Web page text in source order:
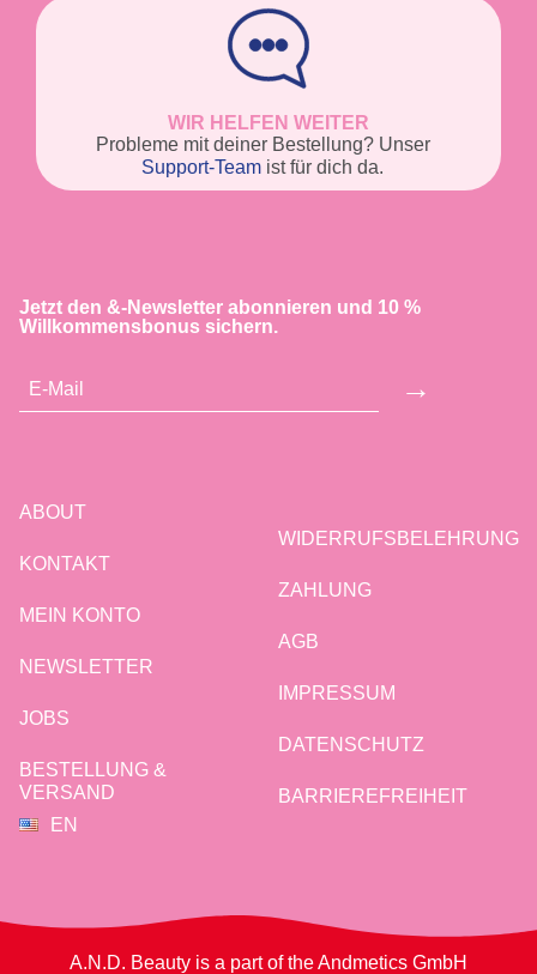
WIR HELFEN WEITER
Probleme mit deiner Bestellung? Unser
Support-Team ist für dich da.
Jetzt den &-Newsletter abonnieren und 10 %
Willkommensbonus sichern.
→
ABOUT
KONTAKT
MEIN KONTO
NEWSLETTER
JOBS
BESTELLUNG &
VERSAND
WIDERRUFSBELEHRUNG
ZAHLUNG
AGB
IMPRESSUM
DATENSCHUTZ
BARRIEREFREIHEIT
EN
A.N.D. Beauty is a part of the Andmetics GmbH